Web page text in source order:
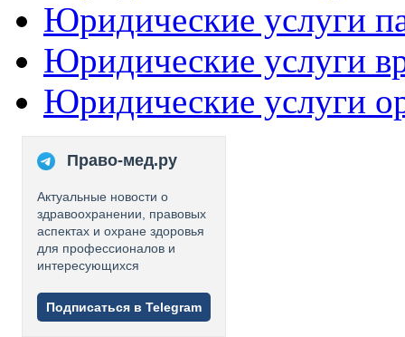
Юридические услуги
Юридические услуги
Юридические услуги
Право-мед.ру
Актуальные новости о
здравоохранении, правовых
аспектах и охране здоровья
для профессионалов и
интересующихся
Подписаться в Telegram